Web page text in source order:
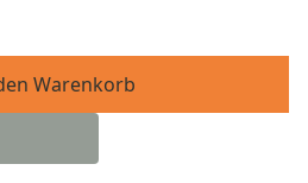
Warenkorb